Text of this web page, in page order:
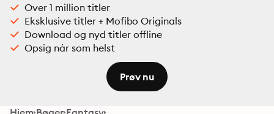
Over 1 million titler
Eksklusive titler + Mofibo Originals
Download og nyd titler offline
Opsig når som helst
Prøv nu